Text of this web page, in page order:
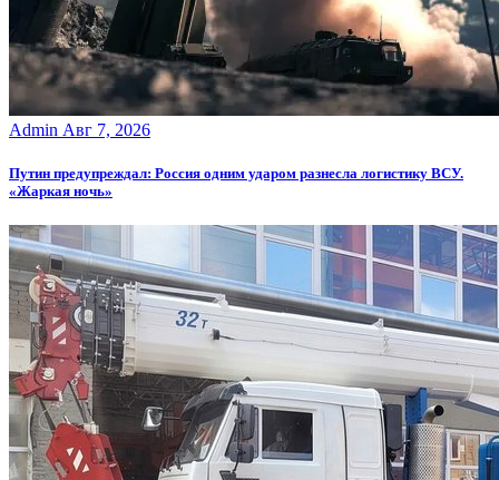
Admin Авг 7, 2026
Путин предупреждал: Россия одним ударом разнесла логистику ВСУ.
«Жаркая ночь»